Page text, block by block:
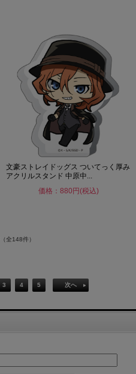
文豪ストレイドッグス ついてっく厚み
アクリルスタンド 中原中...
価格：880円(税込)
（全148件）
3 4 5 次へ